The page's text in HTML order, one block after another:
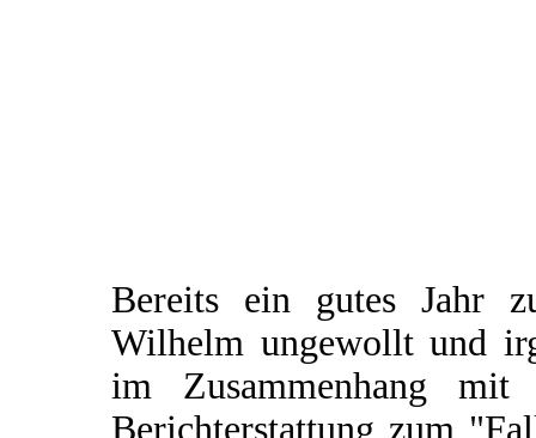
Bereits ein gutes Jahr
Wilhelm ungewollt und
im Zusammenhang mit
Berichterstattung zum